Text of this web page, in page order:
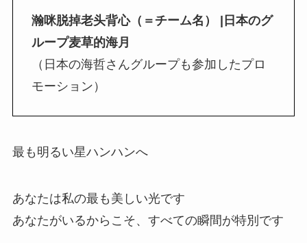
瀚咪脱掉老头背心（＝チーム名） |日本のグ
ループ麦草的海月
（日本の海哲さんグループも参加したプロ
モーション）
最も明るい星ハンハンへ
あなたは私の最も美しい光です
あなたがいるからこそ、すべての瞬間が特別です